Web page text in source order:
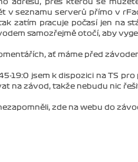
adresu, přes kterou se
v seznamu serverů přímo v
zatím pracuje počasí jen na
samozřejmě otočí, aby
ať máme před
19:0 jsem k dispozici na TS
na závod, takže nebudu nic
zde na webu do